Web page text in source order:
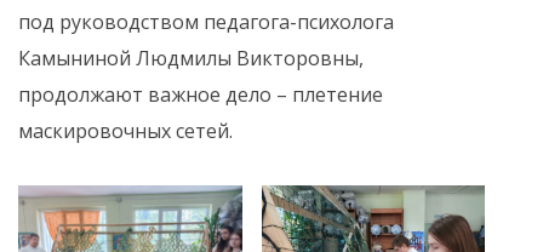
под руководством педагога-психолога
Камыниной Людмилы Викторовны,
продолжают важное дело – плетение
маскировочных сетей.